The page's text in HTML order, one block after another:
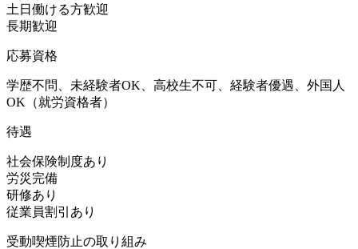
土日働ける方歓迎
長期歓迎
応募資格
学歴不問、未経験者OK、高校生不可、経験者優遇、外国人
OK（就労資格者）
待遇
社会保険制度あり
労災完備
研修あり
従業員割引あり
受動喫煙防止の取り組み